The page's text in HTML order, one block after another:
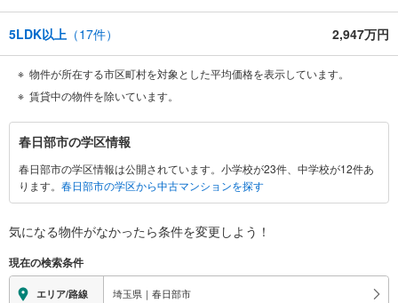
5LDK以上 （17件） 2,947万円
物件が所在する市区町村を対象とした平均価格を表示しています。
賃貸中の物件を除いています。
春
日
部
市
関
る
情
春日部市の学区情報
春日部市の学区情報は公開されています。小学校が23件、中学校が12件あ
ります。 春日部市の学区から中古マンションを探す
気になる物件がなかったら条件を変更しよう！
現在の検索条件
エリア/路線 埼玉県｜春日部市